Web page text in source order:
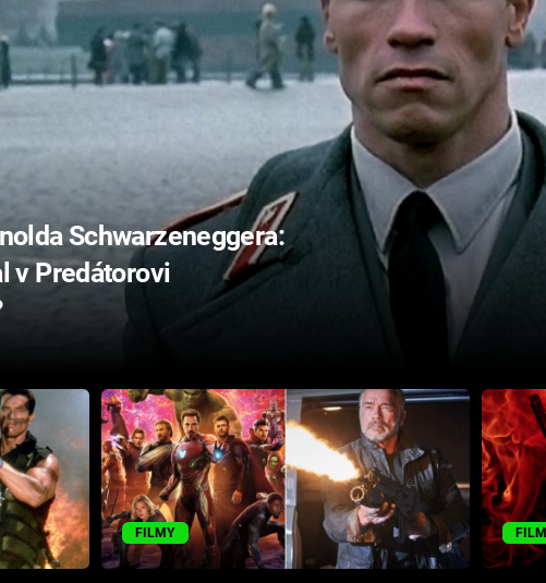
Schwarzeneggera:
v Predátorovi
FILMY